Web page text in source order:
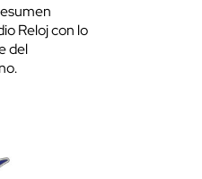
Reloj con lo
del